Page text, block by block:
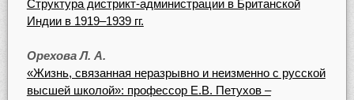
Структура дистрикт-администрации в Британской
Индии в 1919–1939 гг.
Орехова Л. А.
«Жизнь, связанная неразрывно и неизменно с русской
высшей школой»: профессор Е.В. Петухов –